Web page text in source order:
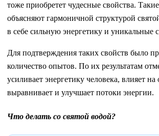
тоже приобретет чудесные свойства.
объясняют гармоничной структурой
в себе сильную энергетику и уникальные
Для подтверждения таких свойств было
количество опытов. По их результатам
усиливает энергетику человека, влияет на
выравнивает и улучшает потоки энергии.
Что делать со святой водой?